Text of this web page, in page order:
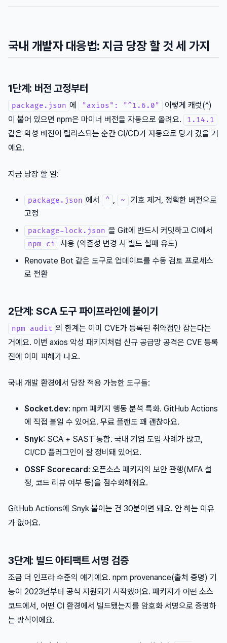
국내 개발자 대응법: 지금 당장 할 것 세 가지
1단계: 버전 고정부터
package.json 에 "axios": "^1.6.0"
이렇게 캐럿(^)
이 붙어 있으면 npm은 마이너 버전을 자동으로 올려요.
1.14.1
같은 악성 버전이 릴리스되는 순간 CI/CD가 자동으로 당겨 갔을 거
예요.
지금 당장 할 일:
package.json 에서 ^ , ~
기호 제거, 정확한 버전으로
고정
package-lock.json 을 Git에 반드시 커밋하고 CI에서
npm ci
사용 (의존성 변경 시 빌드 실패 유도)
Renovate Bot 같은 도구로 업데이트를 수동 검토 프로세스
로 전환
2단계: SCA 도구 파이프라인에 붙이기
npm audit 의 한계는 이미 CVE가 등록된 취약점만 잡는다는
거예요. 이번 axios 악성 패키지처럼 신규 공급망 공격은 CVE 등록
전에 이미 피해가 나요.
국내 개발 환경에서 당장 적용 가능한 도구들:
Socket.dev: npm 패키지 행동 분석 특화. GitHub Actions
에 직접 붙일 수 있어요. 무료 플랜도 꽤 괜찮아요.
Snyk: SCA + SAST 통합. 국내 기업 도입 사례가 많고,
CI/CD 플러그인이 잘 정비돼 있어요.
OSSF Scorecard : 오픈소스 패키지의 보안 관행(MFA 설
정, 코드 리뷰 여부 등)을 점수화해줘요.
GitHub Actions에 Snyk 붙이는 건 30분이면 돼요. 안 하는 이유
가 없어요.
3단계: 빌드 아티팩트 서명 검증
조금 더 인프라 수준의 얘기예요. npm provenance(출처 증명) 기
능이 2023년부터 공식 지원되기 시작했어요. 패키지가 어떤 소스
코드에서, 어떤 CI 환경에서 빌드됐는지를 암호화 서명으로 증명하
는 방식이에요.